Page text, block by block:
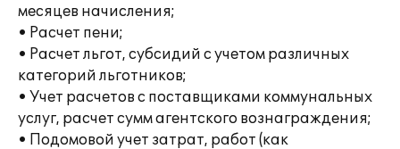
месяцев начисления;
• Расчет пени;
• Расчет льгот, субсидий с учетом различных
категорий льготников;
• Учет расчетов с поставщиками коммунальных
услуг, расчет сумм агентского вознаграждения;
• Подомовой учет затрат, работ (как